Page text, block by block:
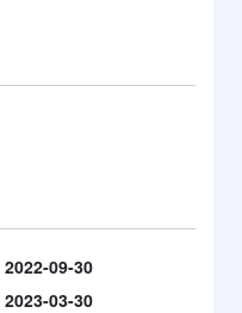
2022-09-30
2023-03-30